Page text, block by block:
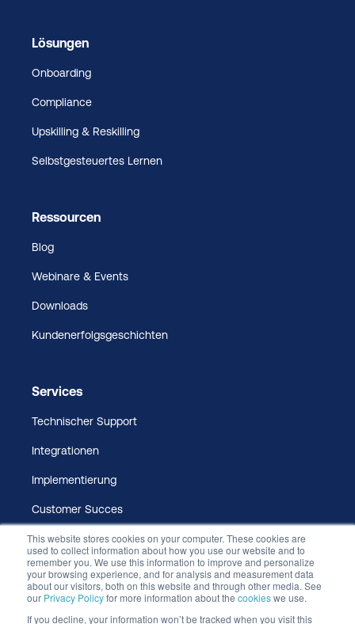
This website stores cookies on your computer. These cookies are
used to collect information about how you use our website and to
remember you. We use this information to improve and personalize
your browsing experience, and for analysis and measurement data
about our visitors, both on this website and through other media. See
our Privacy Policyfor more information about the cookieswe use.
If you decline, your information won’t be tracked when you visit this
Lösungen
Onboarding
Compliance
Upskilling & Reskilling
Selbstgesteuertes Lernen
Ressourcen
Blog
Webinare & Events
Downloads
Kundenerfolgsgeschichten
Services
Technischer Support
Integrationen
Implementierung
Customer Succes